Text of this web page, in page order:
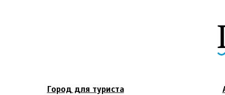
Город для туриста